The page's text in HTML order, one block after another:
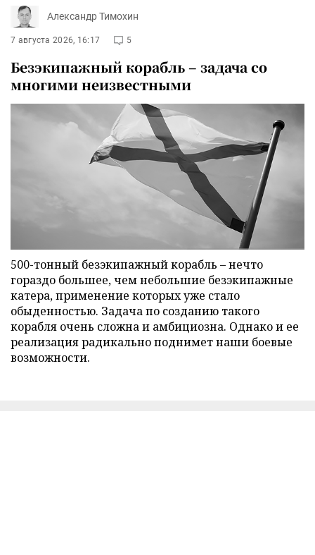
Александр Тимохин
7 августа 2026, 16:17 5
Безэкипажный корабль – задача со
многими неизвестными
500-тонный безэкипажный корабль – нечто
гораздо большее, чем небольшие безэкипажные
катера, применение которых уже стало
обыденностью. Задача по созданию такого
корабля очень сложна и амбициозна. Однако и ее
реализация радикально поднимет наши боевые
возможности.